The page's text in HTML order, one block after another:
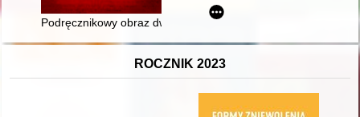
Podręcznikowy obraz dwóch niepodległości Polski z 1918 i
ROCZNIK 2023